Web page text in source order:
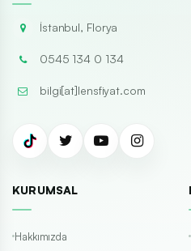
İstanbul, Florya
0545 134 0 134
bilgi[at]lensfiyat.com
KURUMSAL
Hakkımızda